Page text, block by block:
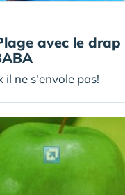
avec le
il ne s'envole pas!